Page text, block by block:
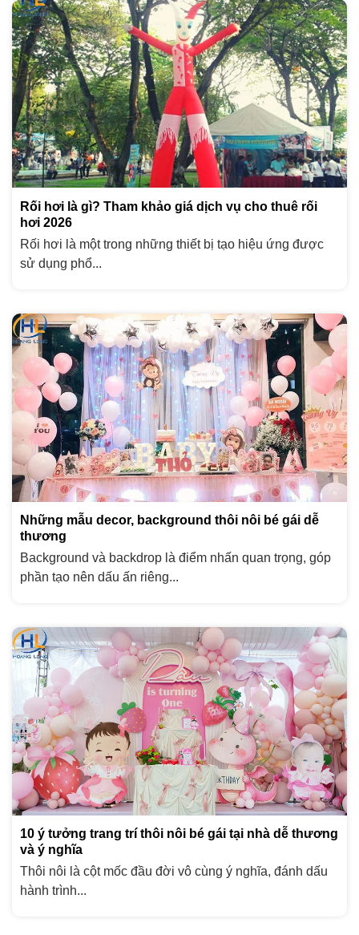
Rối hơi là gì? Tham khảo giá dịch vụ cho thuê rối
hơi 2026
Rối hơi là một trong những thiết bị tạo hiệu ứng được
sử dụng phổ...
Những mẫu decor, background thôi nôi bé gái dễ
thương
Background và backdrop là điểm nhấn quan trọng, góp
phần tạo nên dấu ấn riêng...
10 ý tưởng trang trí thôi nôi bé gái tại nhà dễ thương
và ý nghĩa
Thôi nôi là cột mốc đầu đời vô cùng ý nghĩa, đánh dấu
hành trình...